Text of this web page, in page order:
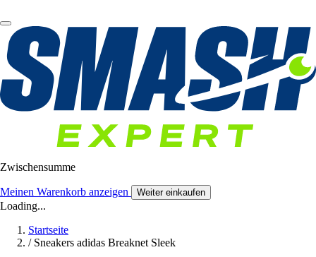
Zwischensumme
Meinen Warenkorb anzeigen Weiter einkaufen
Loading...
Startseite
/ Sneakers adidas Breaknet Sleek